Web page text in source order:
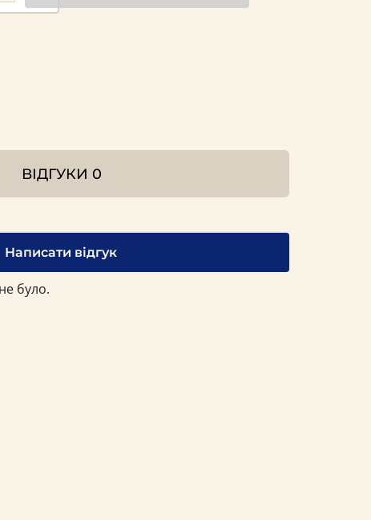
ВІДГУКИ 0
Написати відгук
було.